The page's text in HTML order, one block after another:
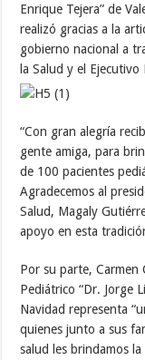
Enrique Tejera” de
realizó gracias a la
gobierno nacional a
la Salud y el
“Con gran alegría
gente amiga, para
de 100 pacientes
Agradecemos al
Salud, Magaly
apoyo en esta
Por su parte, Carmen
Pediátrico “Dr. Jorge
Navidad representa
quienes junto a sus
salud les brindamos